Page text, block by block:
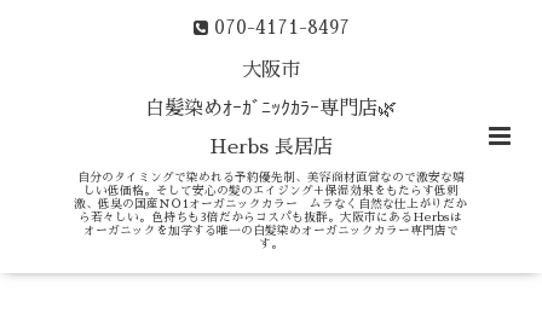
070-4171-8497
大阪市
白髪染めｵｰｶﾞﾆｯｸｶﾗｰ専門店🌿
Herbs 長居店
自分のタイミングで染めれる予約優先制、美容商材直営なので激安な嬉
しい低価格。そして安心の髪のエイジング＋保湿効果をもたらす低刺
激、低臭の国産ＮＯ1オーガニックカラー ムラなく自然な仕上がりだか
ら若々しい。色持ちも3倍だからコスパも抜群。大阪市にあるHerbsは
オーガニックを加学する唯一の白髪染めオーガニックカラー専門店で
す。